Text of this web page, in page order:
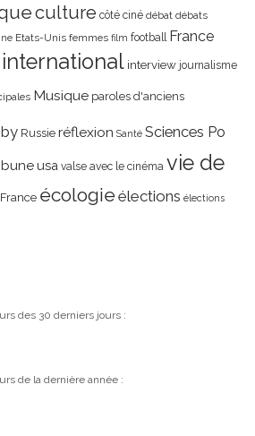
culture côté ciné débat débats
Etats-Unis femmes film football France
international interview journalisme
Musique paroles d'anciens
Russie réflexion Santé Sciences Po
usa valse avec le cinéma vie de
écologie élections élections
des 30 derniers jours :
de la dernière année :